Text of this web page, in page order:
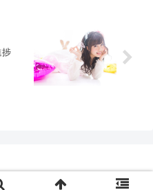
捗
長期投資運用日記.